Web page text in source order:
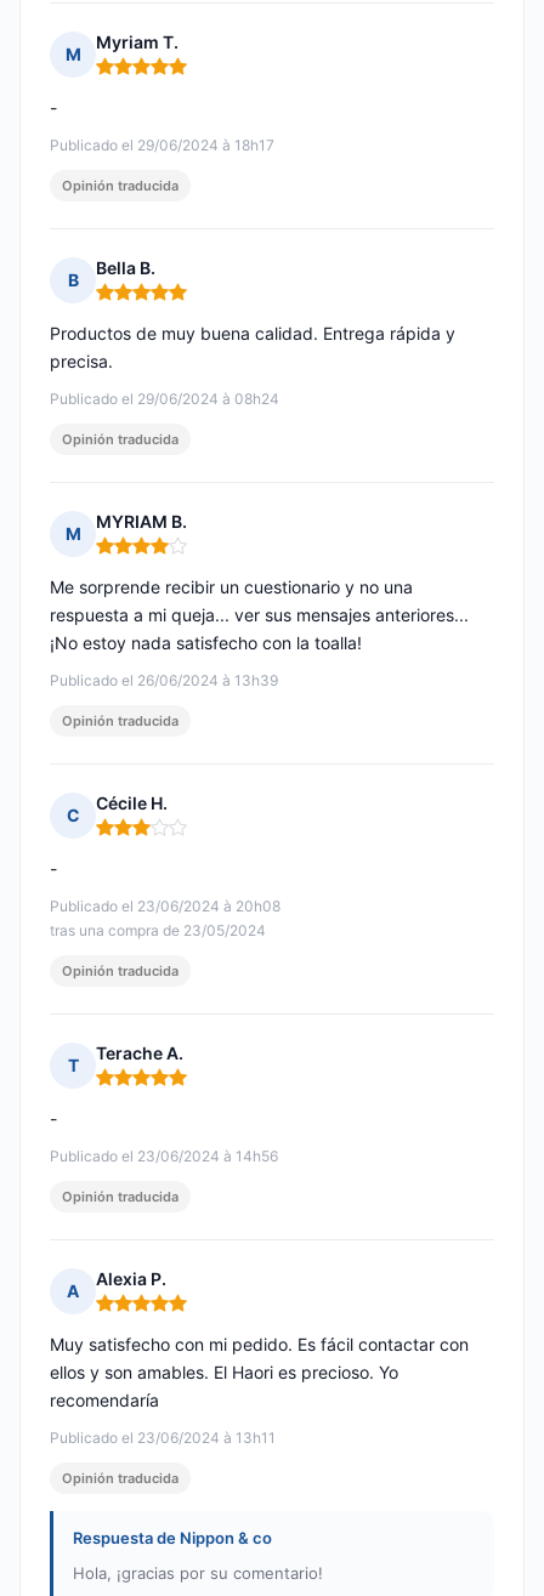
M
Myriam T.
Nota: 5 de 5
Publicado el 29/06/2024 à 18h17
-
Opinión traducida
B
Bella B.
Nota: 5 de 5
Publicado el 29/06/2024 à 08h24
Productos de muy buena calidad. Entrega rápida y
precisa.
Opinión traducida
M
MYRIAM B.
Nota: 4 de 5
Publicado el 26/06/2024 à 13h39
Me sorprende recibir un cuestionario y no una
respuesta a mi queja... ver sus mensajes anteriores...
¡No estoy nada satisfecho con la toalla!
Opinión traducida
C
Cécile H.
Nota: 3 de 5
Publicado el 23/06/2024 à 20h08
tras una compra de 23/05/2024
-
Opinión traducida
T
Terache A.
Nota: 5 de 5
Publicado el 23/06/2024 à 14h56
-
Opinión traducida
A
Alexia P.
Nota: 5 de 5
Publicado el 23/06/2024 à 13h11
Muy satisfecho con mi pedido. Es fácil contactar con
ellos y son amables. El Haori es precioso. Yo
recomendaría
Opinión traducida
Respuesta de Nippon & co
Hola, ¡gracias por su comentario!